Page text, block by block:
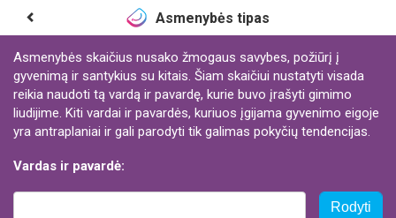
Asmenybės tipas
Asmenybės skaičius nusako žmogaus savybes, požiūrį į
gyvenimą ir santykius su kitais. Šiam skaičiui nustatyti visada
reikia naudoti tą vardą ir pavardę, kurie buvo įrašyti gimimo
liudijime. Kiti vardai ir pavardės, kuriuos įgijama gyvenimo eigoje
yra antraplaniai ir gali parodyti tik galimas pokyčių tendencijas.
Vardas ir pavardė:
Rodyti